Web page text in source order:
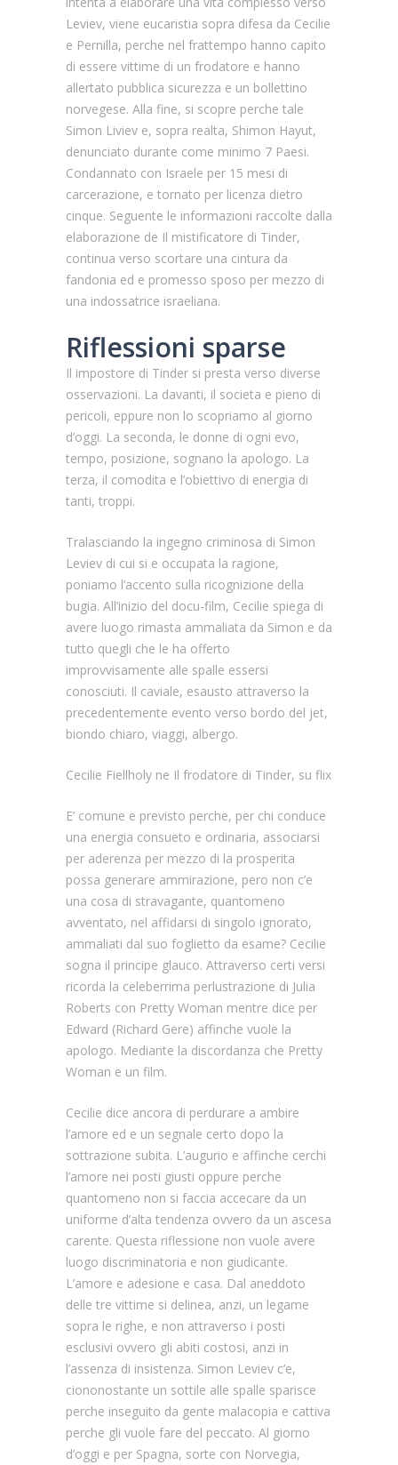
Leviev, viene eucaristia sopra difesa da Cecilie
e Pernilla, perche nel frattempo hanno capito
di essere vittime di un frodatore e hanno
allertato pubblica sicurezza e un bollettino
norvegese. Alla fine, si scopre perche tale
Simon Liviev e, sopra realta, Shimon Hayut,
denunciato durante come minimo 7 Paesi.
Condannato con Israele per 15 mesi di
carcerazione, e tornato per licenza dietro
cinque. Seguente le informazioni raccolte dalla
elaborazione de Il mistificatore di Tinder,
continua verso scortare una cintura da
fandonia ed e promesso sposo per mezzo di
una indossatrice israeliana.
Riflessioni sparse
Il impostore di Tinder si presta verso diverse
osservazioni. La davanti, il societa e pieno di
pericoli, eppure non lo scopriamo al giorno
d’oggi. La seconda, le donne di ogni evo,
tempo, posizione, sognano la apologo. La
terza, il comodita e l’obiettivo di energia di
tanti, troppi.
Tralasciando la ingegno criminosa di Simon
Leviev di cui si e occupata la ragione,
poniamo l’accento sulla ricognizione della
bugia. All’inizio del docu-film, Cecilie spiega di
avere luogo rimasta ammaliata da Simon e da
tutto quegli che le ha offerto
improvvisamente alle spalle essersi
conosciuti. Il caviale, esausto attraverso la
precedentemente evento verso bordo del jet,
biondo chiaro, viaggi, albergo.
Cecilie Fiellholy ne Il frodatore di Tinder, su flix
E’ comune e previsto perche, per chi conduce
una energia consueto e ordinaria, associarsi
per aderenza per mezzo di la prosperita
possa generare ammirazione, pero non c’e
una cosa di stravagante, quantomeno
avventato, nel affidarsi di singolo ignorato,
ammaliati dal suo foglietto da esame? Cecilie
sogna il principe glauco. Attraverso certi versi
ricorda la celeberrima perlustrazione di Julia
Roberts con Pretty Woman mentre dice per
Edward (Richard Gere) affinche vuole la
apologo. Mediante la discordanza che Pretty
Woman e un film.
Cecilie dice ancora di perdurare a ambire
l’amore ed e un segnale certo dopo la
sottrazione subita. L’augurio e affinche cerchi
l’amore nei posti giusti oppure perche
quantomeno non si faccia accecare da un
uniforme d’alta tendenza ovvero da un ascesa
carente. Questa riflessione non vuole avere
luogo discriminatoria e non giudicante.
L’amore e adesione e casa. Dal aneddoto
delle tre vittime si delinea, anzi, un legame
sopra le righe, e non attraverso i posti
esclusivi ovvero gli abiti costosi, anzi in
l’assenza di insistenza. Simon Leviev c’e,
ciononostante un sottile alle spalle sparisce
perche inseguito da gente malacopia e cattiva
perche gli vuole fare del peccato. Al giorno
d’oggi e per Spagna, sorte con Norvegia,